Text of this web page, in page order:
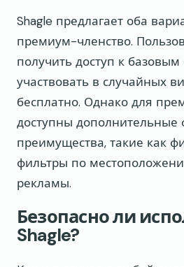
Shagle предлагает оба
премиум-членство.
получить доступ к
участвовать в случайных
бесплатно. Однако для
доступны дополнительные
преимущества, такие как
фильтры по
рекламы.
Безопасно ли
Shagle?